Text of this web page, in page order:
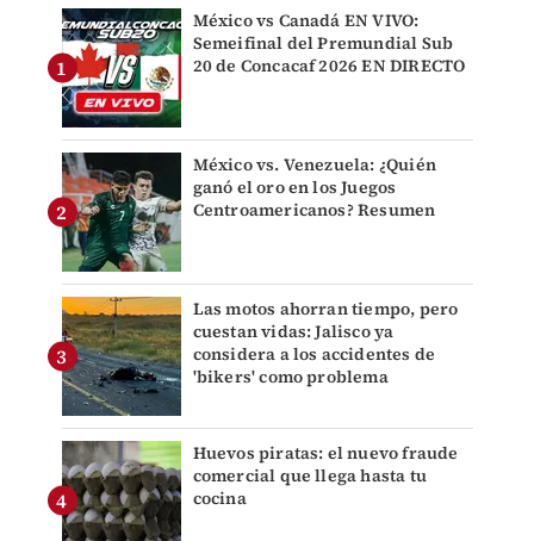
México vs Canadá EN VIVO:
Semeifinal del Premundial Sub
20 de Concacaf 2026 EN DIRECTO
México vs. Venezuela: ¿Quién
ganó el oro en los Juegos
Centroamericanos? Resumen
Las motos ahorran tiempo, pero
cuestan vidas: Jalisco ya
considera a los accidentes de
'bikers' como problema
Huevos piratas: el nuevo fraude
comercial que llega hasta tu
cocina